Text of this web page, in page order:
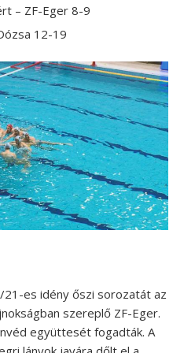
– ZF-Eger 8-9
12-19
21-es idény őszi sorozatát az
szereplő ZF-Eger.
együttesét fogadták. A